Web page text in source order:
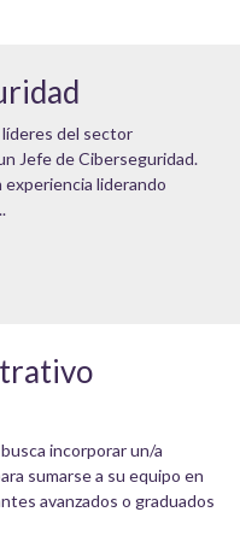
líderes del sector
Jefe de Ciberseguridad.
liderando
incorporar un/a
sumarse a su equipo en
avanzados o graduados